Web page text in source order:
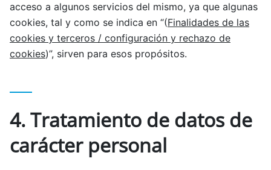
acceso a algunos servicios del mismo, ya que algunas
cookies, tal y como se indica en “(Finalidades de las
cookies y terceros / configuración y rechazo de
cookies)”, sirven para esos propósitos.
4. Tratamiento de datos de
carácter personal